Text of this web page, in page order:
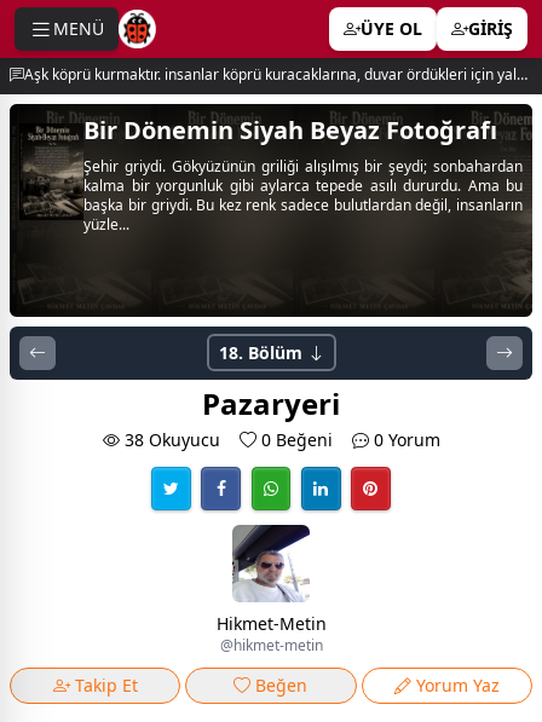
MENÜ ÜYE OL GİRİŞ
Aşk köprü kurmaktır. insanlar köprü kuracaklarına, duvar ördükleri için yalnız kalırlar. newton
Bir Dönemin Siyah Beyaz Fotoğrafı
Şehir griydi. Gökyüzünün griliği alışılmış bir şeydi; sonbahardan
kalma bir yorgunluk gibi aylarca tepede asılı dururdu. Ama bu
başka bir griydi. Bu kez renk sadece bulutlardan değil, insanların
yüzle...
18. Bölüm
Pazaryeri
38 Okuyucu 0Beğeni 0 Yorum
Hikmet-Metin
@hikmet-metin
Takip Et Beğen Yorum Yaz
menu